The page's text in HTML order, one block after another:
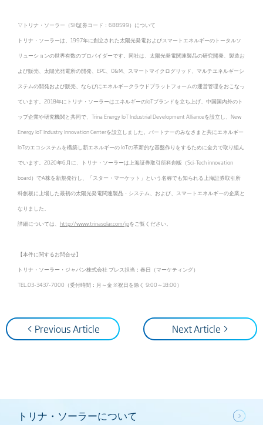
▽トリナ・ソーラー（SH証券コード：688599）について
トリナ・ソーラーは、1997年に創立された太陽光発電およびスマートエネルギーのトータルソ
リューションの世界有数のプロバイダーです。同社は、太陽光発電関連製品の研究開発、製造お
よび販売、太陽光発電所の開発、EPC、O&M、スマートマイクログリッド、マルチエネルギーシ
ステムの開発および販売、ならびにエネルギークラウドプラットフォームの運営管理をおこなっ
ています。2018年にトリナ・ソーラーはエネルギーのIoTブランドを立ち上げ、中国国内外のト
ップ企業や研究機関と共同で、Trina Energy IoT Industrial Development Allianceを設立し、New
Energy IoT Industry Innovation Centerを設立しました。パートナーのみなさまと共にエネルギー
IoTのエコシステムを構築し新エネルギーの IoTの革新的な基盤作りをするために全力で取り組ん
でいます。2020年6月に、トリナ・ソーラーは上海証券取引所科創板（Sci-Tech innovation
board）でA株を新規発行し、「スター・マーケット」という名称でも知られる上海証券取引所
科創板に上場した最初の太陽光発電関連製品・システム、および、スマートエネルギーの企業と
なりました。
詳細については、 http://www.trinasolar.com/jpをご覧ください。
【本件に関するお問合せ】
トリナ・ソーラー・ジャパン株式会社 プレス担当：春日（マーケティング）
TEL.03-3437-7000（受付時間：月～金 ※祝日を除く 9:00～18:00）
< Previous Article Next Article >
トリナ・ソーラーについて